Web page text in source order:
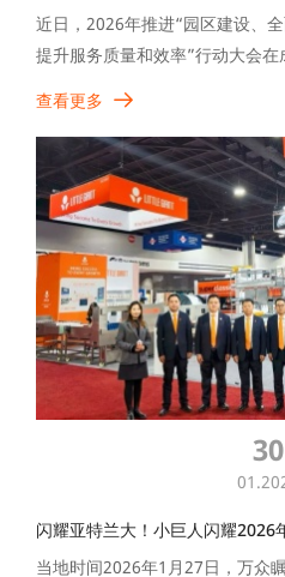
近日，2026年推进“园区建设、
提升服务质量和效率”行动大会
查看更多
30
闪耀亚特兰大！小巨人闪耀2026
当地时间2026年1月27日，万众